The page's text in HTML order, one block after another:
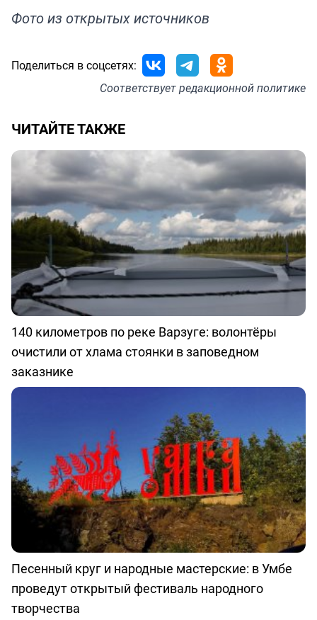
Фото из открытых источников
Поделиться в соцсетях:
Соответствуетредакционной политике
ЧИТАЙТЕ ТАКЖЕ
140 километров по реке Варзуге: волонтёры
очистили от хлама стоянки в заповедном
заказнике
Песенный круг и народные мастерские: в Умбе
проведут открытый фестиваль народного
творчества